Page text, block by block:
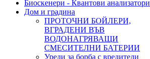
Биоскенери - Квантови анализатори
Дом и градина
ПРОТОЧНИ БОЙЛЕРИ,
ВГРАДЕНИ ВЪВ
ВОДОНАГРЯВАЩИ
СМЕСИТЕЛНИ БАТЕРИИ
Уреди за борба с вредители